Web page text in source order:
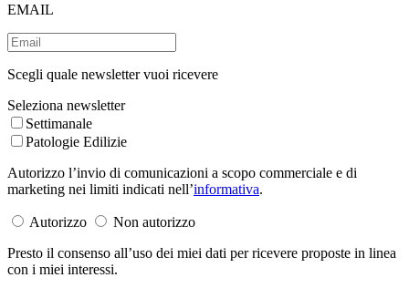
EMAIL
Scegli quale newsletter vuoi ricevere
Seleziona newsletter
Settimanale
Patologie Edilizie
Autorizzo l’invio di comunicazioni a scopo commerciale e di
marketing nei limiti indicati nell’informativa.
Autorizzo
Non autorizzo
Presto il consenso all’uso dei miei dati per ricevere proposte in linea
con i miei interessi.